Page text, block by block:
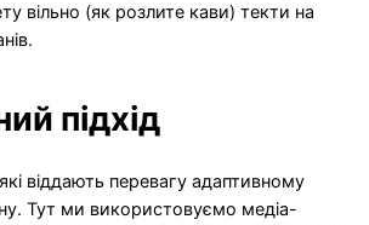
вільно (як розлите кави) текти на
підхід
віддають перевагу адаптивному
Тут ми використовуємо медіа-